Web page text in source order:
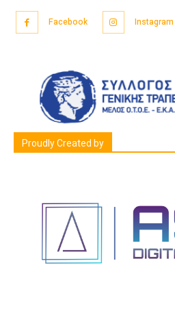
Facebook Instagram
Proudly Created by